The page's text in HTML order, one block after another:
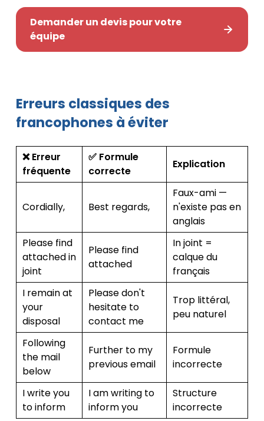
Demander un devis pour votre
équipe
Erreurs classiques des
francophones à éviter
❌ Erreur
fréquente
✅ Formule
correcte
Explication
Cordially, Best regards,
Faux-ami —
n'existe pas en
anglais
Please find
attached in
joint
Please find
attached
In joint =
calque du
français
I remain at
your
disposal
Please don't
hesitate to
contact me
Trop littéral,
peu naturel
Following
the mail
below
Further to my
previous email
Formule
incorrecte
I write you
to inform
I am writing to
inform you
Structure
incorrecte